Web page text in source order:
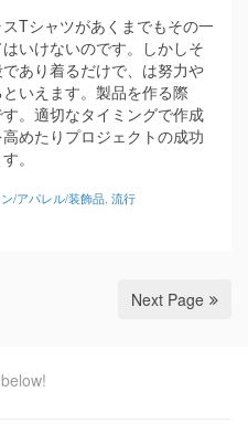
Tシャツがあくまでもその一
いけないのです。しかしそ
あり着るだけで、は努力や
いえます。製品を作る際
。適切なタイミングで作成
めたりプロジェクトの成功
。
/アパレル/装飾品, 流行
Next Page